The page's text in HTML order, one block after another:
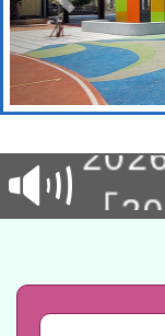
轉
業
用
動」
115
桃
開
「
國
函